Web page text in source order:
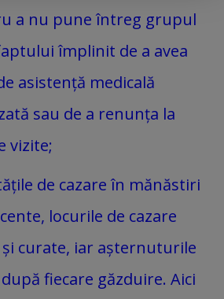
a nu pune întreg grupul
împlinit de a avea
asistență medicală
sau de a renunța la
vizite;
de cazare în mănăstiri
locurile de cazare
curate, iar așternuturile
fiecare găzduire. Aici